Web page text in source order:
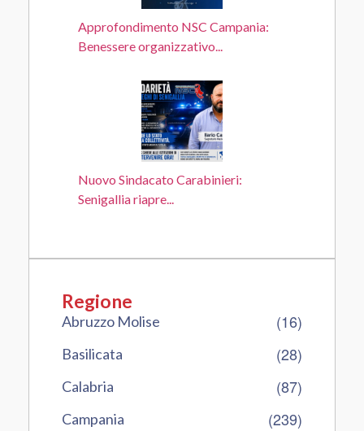
Approfondimento NSC Campania:
Benessere organizzativo...
Nuovo Sindacato Carabinieri:
Senigallia riapre...
Regione
Abruzzo Molise (16)
Basilicata (28)
Calabria (87)
Campania (239)